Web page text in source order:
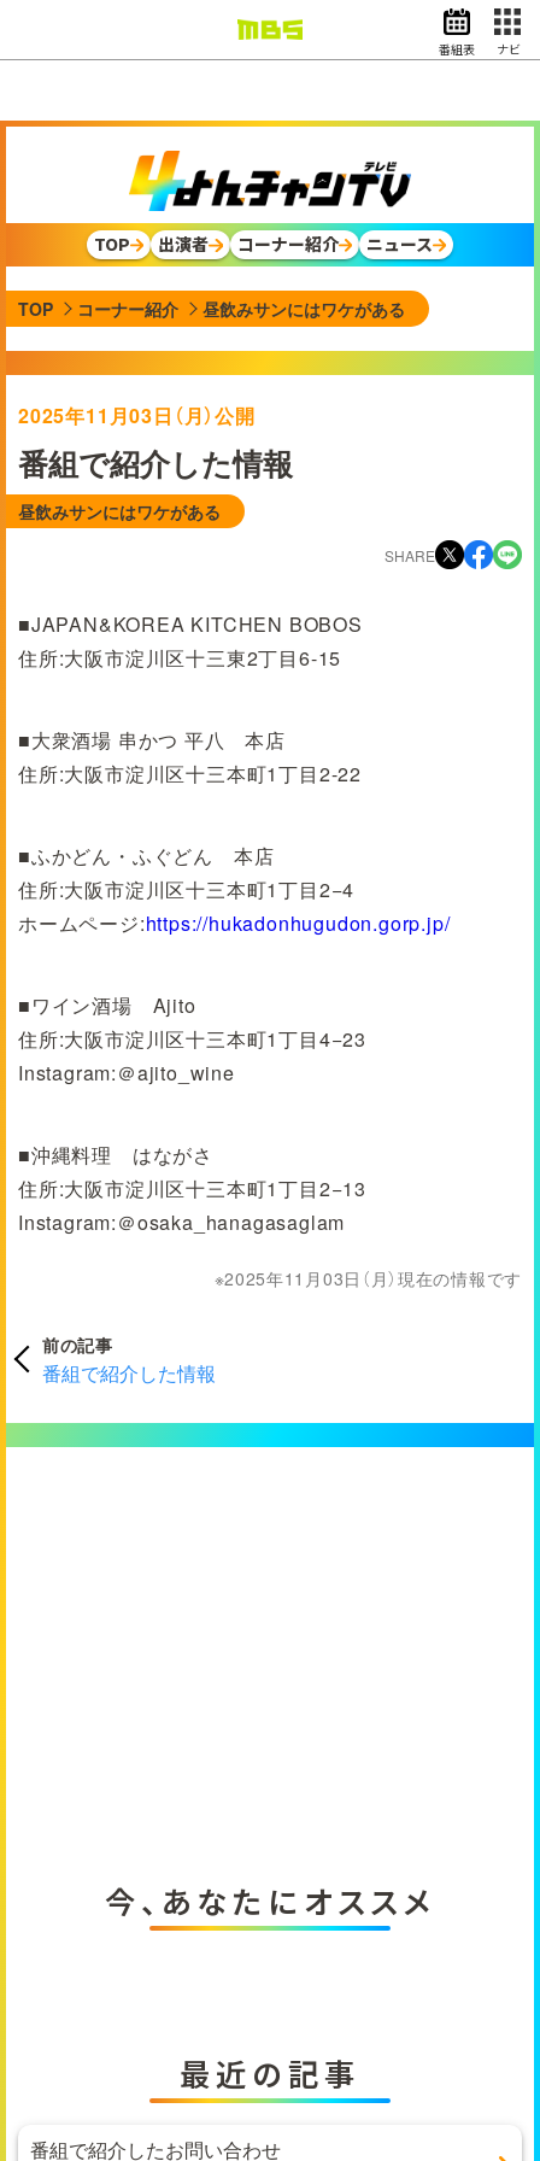
ドラマ
スポーツ
動画イズム ニュース
天気・防災 イベント
映画 アナウンサー
グッズ
EN
番組表 ナビ
TOP 出演者 コーナー紹介 ニュース
TOP コーナー紹介 昼飲みサンにはワケがある
2025年11月03日（月）公開
番組で紹介した情報
昼飲みサンにはワケがある
SHARE
■JAPAN&KOREA KITCHEN BOBOS
住所:大阪市淀川区十三東2丁目6-15
■大衆酒場 串かつ 平八 本店
住所:大阪市淀川区十三本町1丁目2-22
■ふかどん・ふぐどん 本店
住所:大阪市淀川区十三本町1丁目2−4
ホームページ:https://hukadonhugudon.gorp.jp/
■ワイン酒場 Ajito
住所:大阪市淀川区十三本町1丁目4−23
Instagram:＠ajito_wine
■沖縄料理 はながさ
住所:大阪市淀川区十三本町1丁目2−13
Instagram:＠osaka_hanagasaglam
2025年11月03日（月）現在の情報です
前の記事
番組で紹介した情報
今、あなたにオススメ
最近の記事
番組で紹介したお問い合わせ